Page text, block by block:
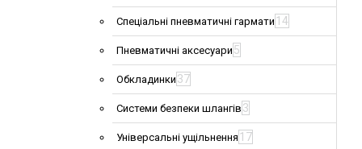
Спеціальні пневматичні гармати 14
Пневматичні аксесуари 5
Обкладинки 37
Системи безпеки шлангів 3
Універсальні ущільнення 17